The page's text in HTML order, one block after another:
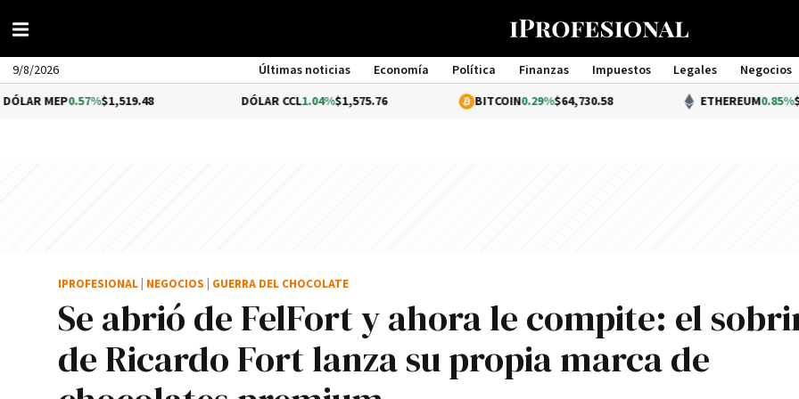
9/8/2026 Últimas noticias Economía Política Finanzas Impuestos Legales
Negocios
Management
$1,519.48 1.04%$1,575.76 0.29%$64,730.58 ETHEREUM0.85%$1,913.78
Se abrió de FelFort y ahora le compite: el
de Ricardo Fort lanza su propia marca de
IPROFESIONAL NEGOCIOS GUERRA DEL CHOCOLATE